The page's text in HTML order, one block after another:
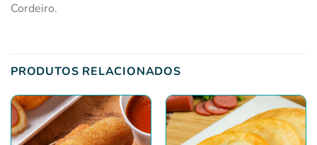
Cordeiro.
PRODUTOS RELACIONADOS